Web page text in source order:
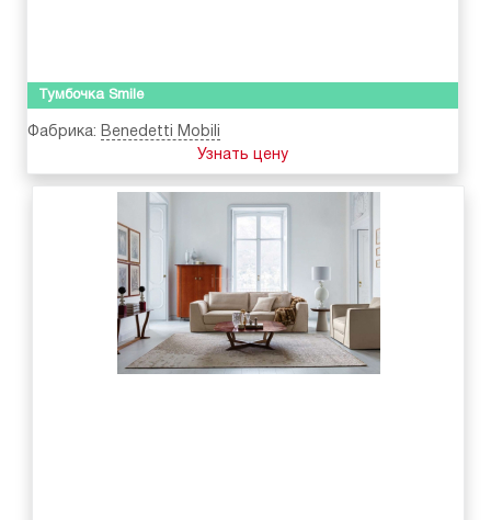
Тумбочка Smile
Фабрика: Benedetti Mobili
Узнать цену